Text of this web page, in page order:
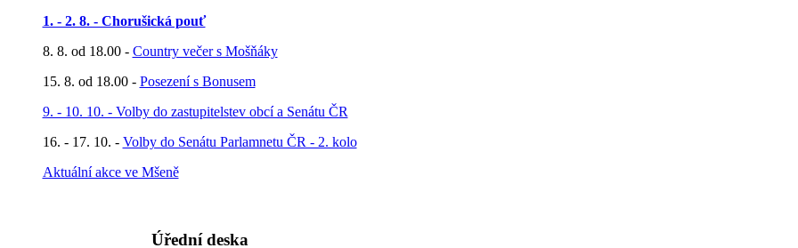
1. - 2. 8. - Chorušická pouť
8. 8. od 18.00 - Country večer s Mošňáky
15. 8. od 18.00 - Posezení s Bonusem
9. - 10. 10. - Volby do zastupitelstev obcí a Senátu ČR
16. - 17. 10. - Volby do Senátu Parlamnetu ČR - 2. kolo
Aktuální akce ve Mšeně
Úřední deska